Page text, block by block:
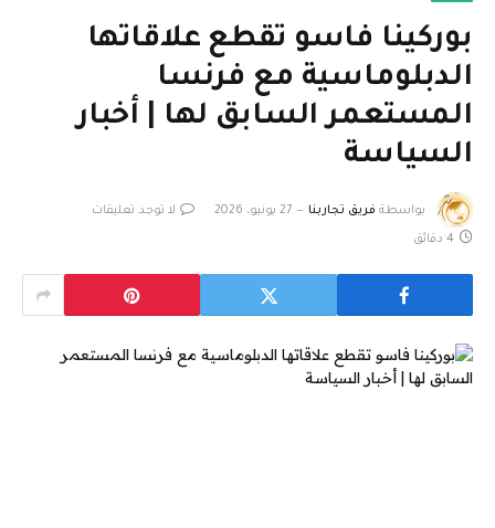
بوركينا فاسو تقطع علاقاتها
الدبلوماسية مع فرنسا
المستعمر السابق لها | أخبار
السياسة
بواسطة فريق تجاربنا 27 يونيو، 2026 لا توجد تعليقات
4 دقائق